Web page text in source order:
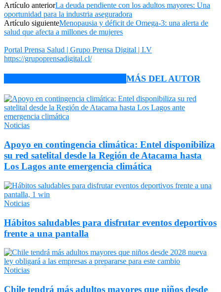
Artículo anteriorLa deuda pendiente con los adultos mayores: Una
oportunidad para la industria aseguradora
Artículo siguienteMenopausia y déficit de Omega-3: una alerta de
salud que afecta a millones de mujeres
Portal Prensa Salud | Grupo Prensa Digital | I.V
https://grupoprensadigital.cl/
MÁS DEL AUTOR
Noticias
Apoyo en contingencia climática: Entel disponibiliza
su red satelital desde la Región de Atacama hasta
Los Lagos ante emergencia climática
Noticias
Hábitos saludables para disfrutar eventos deportivos
frente a una pantalla
Noticias
Chile tendrá más adultos mayores que niños desde